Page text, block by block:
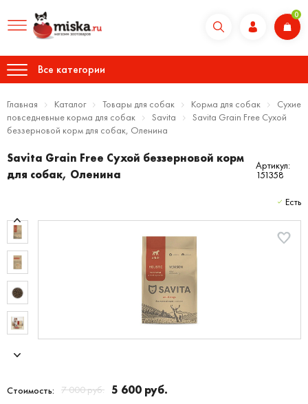
0
Все категории
Главная Каталог Товары для собак Корма для собак
Сухие
повседневные корма для собак
Savita
Savita Grain Free Сухой
беззерновой корм для собак, Оленина
Savita Grain Free Сухой беззерновой корм
для собак, Оленина
Артикул:
151358
Есть
Стоимость: 7 000 руб. 5 600 руб.